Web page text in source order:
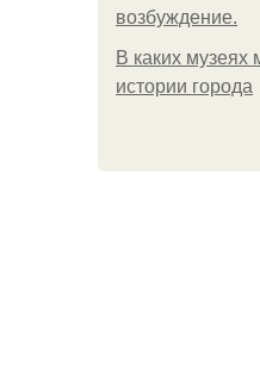
возбуждение.
В каких музеях
истории города